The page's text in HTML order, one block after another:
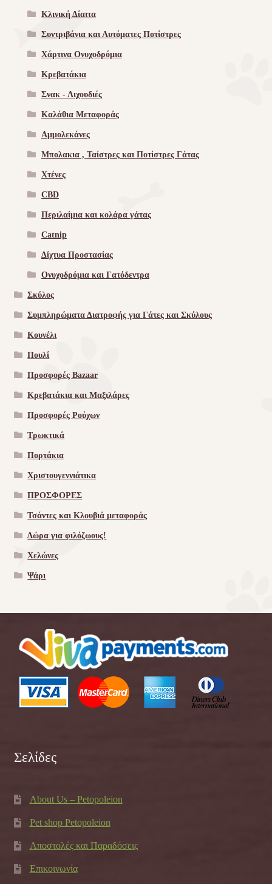
Κλινική Δίαιτα
Συντριβάνια και Αυτόματες Ποτίστρες
Χάρτινα Ονυχοδρόμια
Κρεβατάκια
Σνακ - Λιχουδιές
Καλάθια Μεταφοράς
Αμμολεκάνες
Μπολακια , Ταίστρες και Ποτίστρες Γάτας
Χτένες
CBD
Περιλαίμια και κολάρα γάτας
Catnip
Δίχτυα Προστασίας
Ονυχοδρόμια και Γατόδεντρα
Σκύλος
Συμπληρώματα Διατροφής για Γάτες και Σκύλους
Κουνέλι
Πουλί
Προσφορές Bazaar
Κρεβατάκια και Μαξιλάρες
Προσφορές Ρούχων
Τρωκτικά
Πορτάκια
Χριστουγεννιάτικα
ΠΡΟΣΦΟΡΕΣ
Τσάντες και Κλουβιά μεταφοράς
Δώρα για φιλόζωους!
Χελώνες
Ψάρι
Σελίδες
About Us – Petopoleion
Pet shop Petopoleion
Αποστολές και Παραδόσεις
Επικοινωνία